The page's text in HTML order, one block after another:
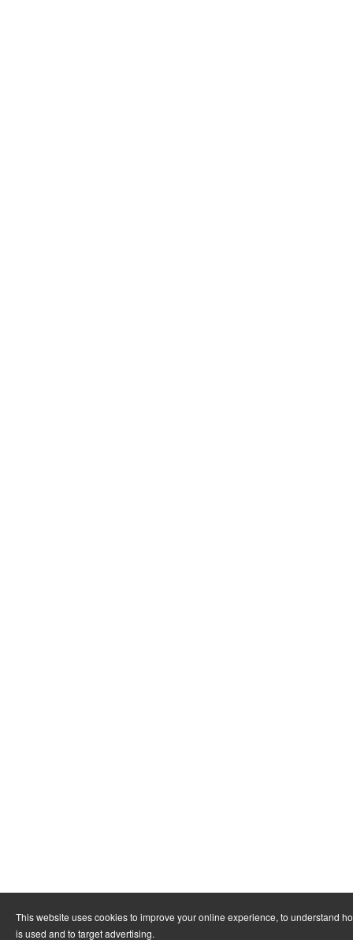
This website uses cookies to improve your online experience, to understand
is used and to target advertising.